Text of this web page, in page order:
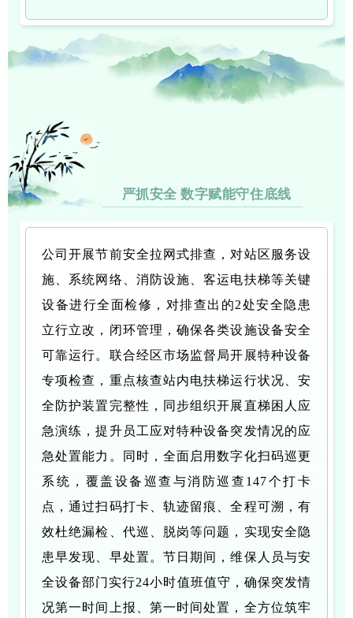
严抓安全 数字赋能守住底线
公司开展节前安全拉网式排查，对站区服务设
施、系统网络、消防设施、客运电扶梯等关键
设备进行全面检修，对排查出的2处安全隐患
立行立改，闭环管理，确保各类设施设备安全
可靠运行。联合经区市场监督局开展特种设备
专项检查，重点核查站内电扶梯运行状况、安
全防护装置完整性，同步组织开展直梯困人应
急演练，提升员工应对特种设备突发情况的应
急处置能力。同时，全面启用数字化扫码巡更
系统，覆盖设备巡查与消防巡查147个打卡
点，通过扫码打卡、轨迹留痕、全程可溯，有
效杜绝漏检、代巡、脱岗等问题，实现安全隐
患早发现、早处置。节日期间，维保人员与安
全设备部门实行24小时值班值守，确保突发情
况第一时间上报、第一时间处置，全方位筑牢